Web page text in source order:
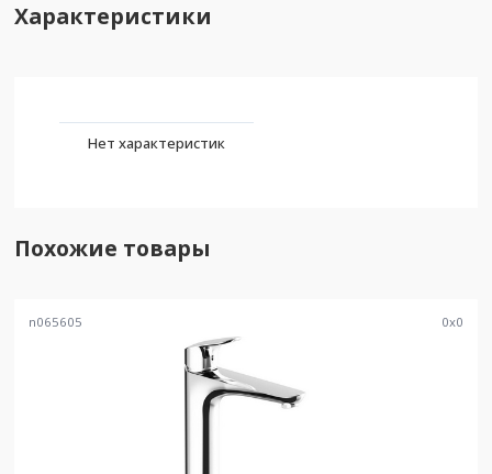
Характеристики
Нет характеристик
Похожие товары
n065605 0x0